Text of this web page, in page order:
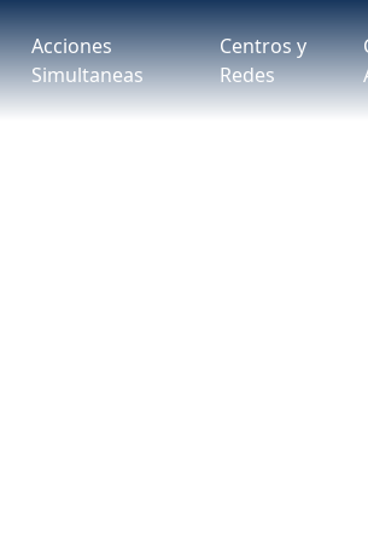
Acciones
Simultaneas
Centros y
Redes